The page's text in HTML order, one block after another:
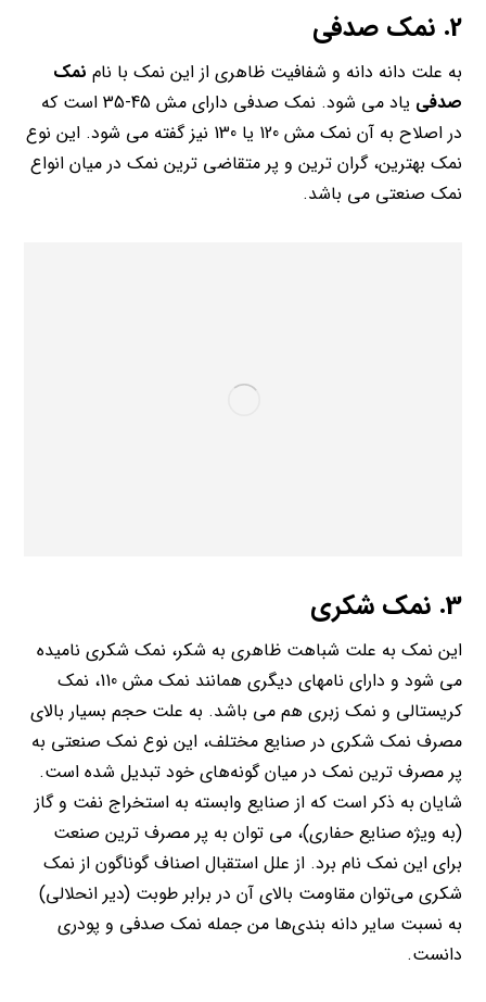
2. نمک صدفی
به علت دانه دانه و شفافیت ظاهری از این نمک با نام نمک
صدفی
یاد می شود. نمک صدفی دارای مش 45-35 است که
در اصلاح به آن نمک مش 120 یا 130 نیز گفته می شود. این نوع
نمک بهترین، گران ترین و پر متقاضی ترین نمک در میان انواع
نمک صنعتی می باشد.
3. نمک شکری
این نمک به علت شباهت ظاهری به شکر، نمک شکری نامیده
می شود و دارای نامهای دیگری همانند نمک مش 110، نمک
کریستالی و نمک زبری هم می باشد. به علت حجم بسیار بالای
مصرف نمک شکری در صنایع مختلف، این نوع نمک صنعتی به
پر مصرف ترین نمک در میان گونه‌های خود تبدیل شده است.
شایان به ذکر است که از صنایع وابسته به استخراج نفت و گاز
(به ویژه صنایع حفاری)، می توان به پر مصرف ترین صنعت
برای این نمک نام برد. از علل استقبال اصناف گوناگون از نمک
شکری می‌توان مقاومت بالای آن در برابر طوبت (دیر انحلالی)
به نسبت سایر دانه بندی‌ها من جمله نمک صدفی و پودری
دانست.